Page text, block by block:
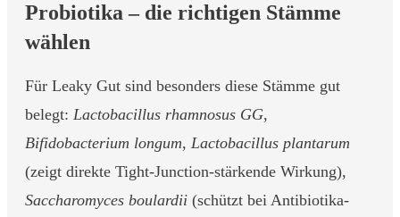
Probiotika – die richtigen Stämme
wählen
Für Leaky Gut sind besonders diese Stämme gut
belegt: Lactobacillus rhamnosus GG,
Bifidobacterium longum, Lactobacillus plantarum
(zeigt direkte Tight-Junction-stärkende Wirkung),
Saccharomyces boulardii (schützt bei Antibiotika-